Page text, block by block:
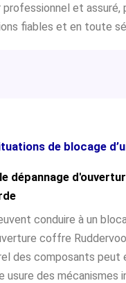
professionnel et assuré,
fiables et en toute
de blocage
dépannage
conduire à un
coffre
des composants peut
usure des mécanismes